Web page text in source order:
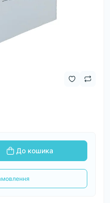
До кошика